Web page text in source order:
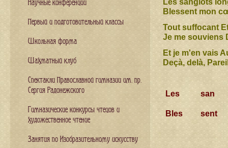
Blessent
Tout
Je me
Et je m'en
Deçà, delà,
Les san
Bles sent
Научные конференции
Первый и подготовительный классы
Школьная форма
Шахматный клуб
Спектакли Православной гимназии им. пр.
Сергия Радонежского
Гимназические конкурсы чтецов и
художественное чтение
Занятия по Изобразительному искусству